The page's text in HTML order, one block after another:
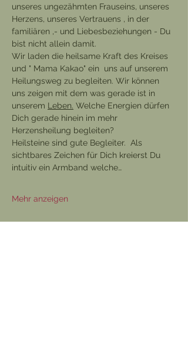
unseres ungezähmten Frauseins, unseres
Herzens, unseres Vertrauens , in der
familiären ,- und Liebesbeziehungen - Du
bist nicht allein damit.
Wir laden die heilsame Kraft des Kreises
und " Mama Kakao" ein  uns auf unserem
Heilungsweg zu begleiten. Wir können
uns zeigen mit dem was gerade ist in
unserem Leben. Welche Energien dürfen
Dich gerade hinein im mehr
Herzensheilung begleiten?
Heilsteine sind gute Begleiter.  Als
sichtbares Zeichen für Dich kreierst Du
intuitiv ein Armband welche…
Mehr anzeigen